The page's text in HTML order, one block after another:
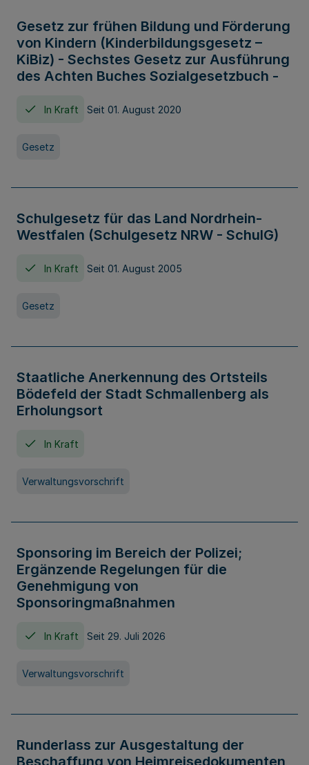
Gesetz zur frühen Bildung und Förderung
von Kindern (Kinderbildungsgesetz –
KiBiz) - Sechstes Gesetz zur Ausführung
des Achten Buches Sozialgesetzbuch -
In Kraft Seit 01. August 2020
Gesetz
Schulgesetz für das Land Nordrhein-
Westfalen (Schulgesetz NRW - SchulG)
In Kraft Seit 01. August 2005
Gesetz
Staatliche Anerkennung des Ortsteils
Bödefeld der Stadt Schmallenberg als
Erholungsort
In Kraft
Verwaltungsvorschrift
Sponsoring im Bereich der Polizei;
Ergänzende Regelungen für die
Genehmigung von
Sponsoringmaßnahmen
In Kraft Seit 29. Juli 2026
Verwaltungsvorschrift
Runderlass zur Ausgestaltung der
Beschaffung von Heimreisedokumenten